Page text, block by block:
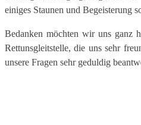
einiges Staunen und Begeisterung
Bedanken möchten wir uns ganz
Rettunsgleitstelle, die uns sehr
unsere Fragen sehr geduldig